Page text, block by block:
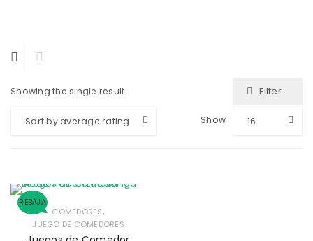
Showing the single result Filter
Sort by average rating Show 16
REBAJA
COMEDORES,
JUEGO DE COMEDORES